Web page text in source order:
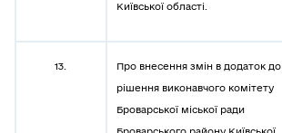
Київської області.
13.
Про внесення змін в додаток до
рішення виконавчого комітету
Броварської міської ради